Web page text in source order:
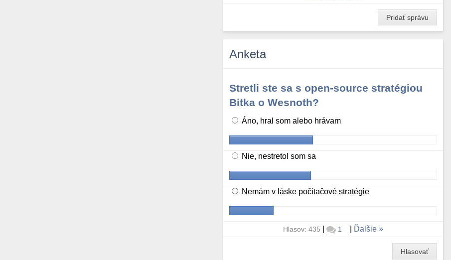
Pridať správu
Anketa
Stretli ste sa s open-source stratégiou
Bitka o Wesnoth?
Áno, hral som alebo hrávam
Nie, nestretol som sa
Nemám v láske počítačové stratégie
Hlasov: 435 | 1 Ďalšie
Hlasovať